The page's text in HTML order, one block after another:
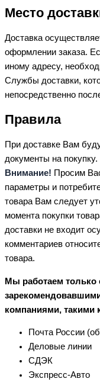
Место
Доставка
оформлении заказа.
иному адресу,
Службы доставки,
непосредственно
Правила
При доставке Вам
документы на покупку.
Внимание! Просим
параметры и
товара Вам следует
момента покупки
доставки не входит
комментариев
товара.
Мы работаем
компаниями, такими
Почта России
Деловые линии
СДЭК
Экспресс-Авто